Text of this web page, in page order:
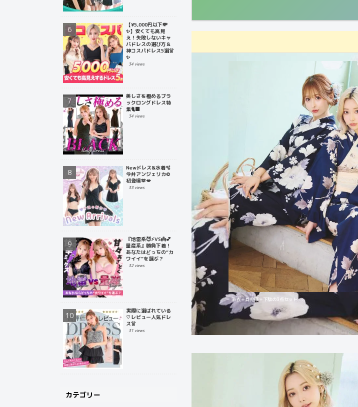
浴衣＋兵児帯＋下駄の3点セット
【¥5,000円以下💸
✨】安くても高見
え！失敗しないキャ
バドレスの選び方＆
神コスパドレス5選👗
✨
34 views
美しさを極めるブラ
ックロングドレス特
集🐈‍⬛
34 views
Newドレス&水着🫧
今井アンジェリカ©
初登場🫶💋
33 views
『地雷系😈⚡️VS👼💕
量産系』勝負下着！
あなたはどっちの“カ
ワイイ”を選ぶ？
32 views
実際に選ばれている
♡レビュー人気ドレ
ス👗
31 views
カテゴリー